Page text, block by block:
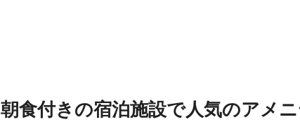
の平均評価
食付きの宿泊施設で人気のアメ